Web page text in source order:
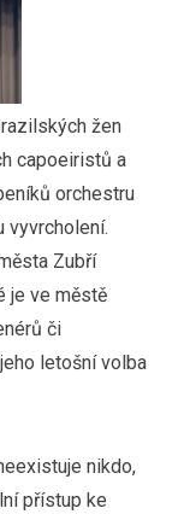
žen
capoeiristů a
orchestru
vyvrcholení.
Zubří
je ve městě
či
letošní volba
nikdo,
přístup ke